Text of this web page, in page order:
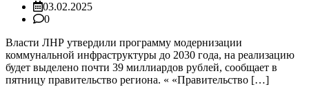
03.02.2025
0
Власти ЛНР утвердили программу модернизации
коммунальной инфраструктуры до 2030 года, на реализацию
будет выделено почти 39 миллиардов рублей, сообщает в
пятницу правительство региона. « «Правительство […]